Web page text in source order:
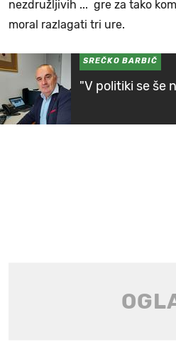
nezdružljivih ... gre za tako
moral razlagati tri ure.
SREČKO BARBIČ
"V politiki se še